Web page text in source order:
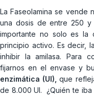
La Faseolamina se vende
una dosis de entre 250
importante no solo es la
principio activo. Es decir,
inhibir la amilasa. Para
fijarnos en el envase y
enzimática (UI), que
de 8.000 UI. ¿Quién te